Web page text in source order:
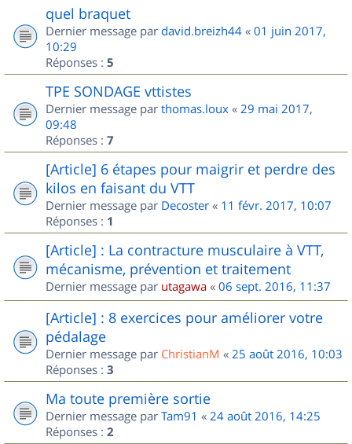
quel braquet
Dernier message par david.breizh44 « 01 juin 2017,
10:29
Réponses : 5
TPE SONDAGE vttistes
Dernier message par thomas.loux « 29 mai 2017,
09:48
Réponses : 7
[Article] 6 étapes pour maigrir et perdre des
kilos en faisant du VTT
Dernier message par Decoster « 11 févr. 2017, 10:07
Réponses : 1
[Article] : La contracture musculaire à VTT,
mécanisme, prévention et traitement
Dernier message par utagawa « 06 sept. 2016, 11:37
[Article] : 8 exercices pour améliorer votre
pédalage
Dernier message par ChristianM « 25 août 2016, 10:03
Réponses : 3
Ma toute première sortie
Dernier message par Tam91 « 24 août 2016, 14:25
Réponses : 2